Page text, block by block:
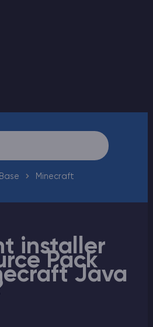
Minecraft
installer
Pack
Java